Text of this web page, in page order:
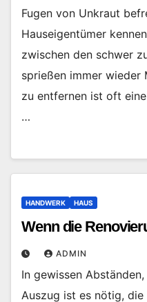
Fugen von Unkraut
Hauseigentümer
zwischen den schwer
sprießen immer wieder
zu entfernen ist oft
…
HANDWERK HAUS
Wenn die
ADMIN
In gewissen
Auszug ist es nötig, die